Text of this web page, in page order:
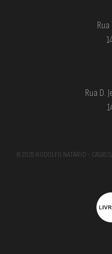
Rua D.
© 2025 RODOLFO NATÁRIO -